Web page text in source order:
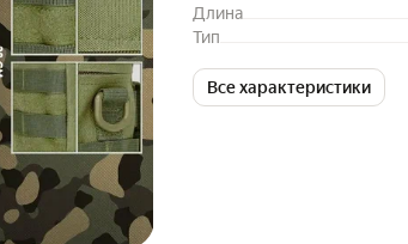
Длина
Тип
Все характеристики